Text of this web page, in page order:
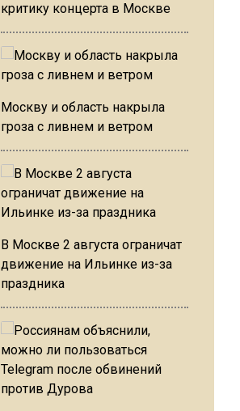
критику концерта в Москве
Москву и область накрыла
гроза с ливнем и ветром
В Москве 2 августа ограничат
движение на Ильинке из-за
праздника